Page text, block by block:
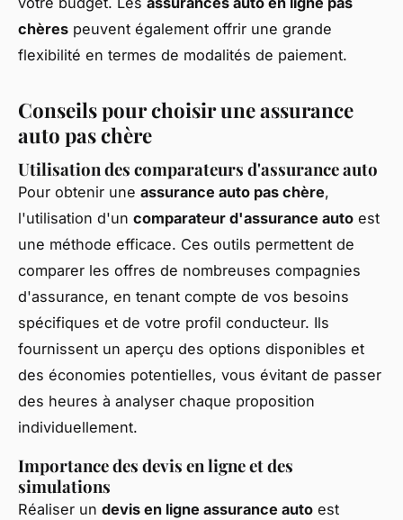
chères peuvent également offrir une grande
flexibilité en termes de modalités de paiement.
Conseils pour choisir une assurance
auto pas chère
Utilisation des comparateurs d'assurance auto
Pour obtenir une assurance auto pas chère,
l'utilisation d'un comparateur d'assurance auto est
une méthode efficace. Ces outils permettent de
comparer les offres de nombreuses compagnies
d'assurance, en tenant compte de vos besoins
spécifiques et de votre profil conducteur. Ils
fournissent un aperçu des options disponibles et
des économies potentielles, vous évitant de passer
des heures à analyser chaque proposition
individuellement.
Importance des devis en ligne et des
simulations
Réaliser un devis en ligne assurance auto est